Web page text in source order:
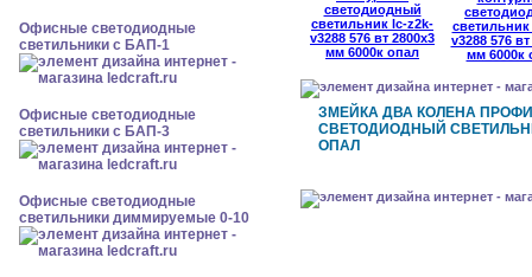
Офисные светодиодные
светильники с БАП-1
Офисные светодиодные
светильники с БАП-3
Офисные светодиодные
светильники диммируемые 0-10
ЗМЕЙКА ДВА КОЛЕНА
СВЕТОДИОДНЫЙ
ОПАЛ